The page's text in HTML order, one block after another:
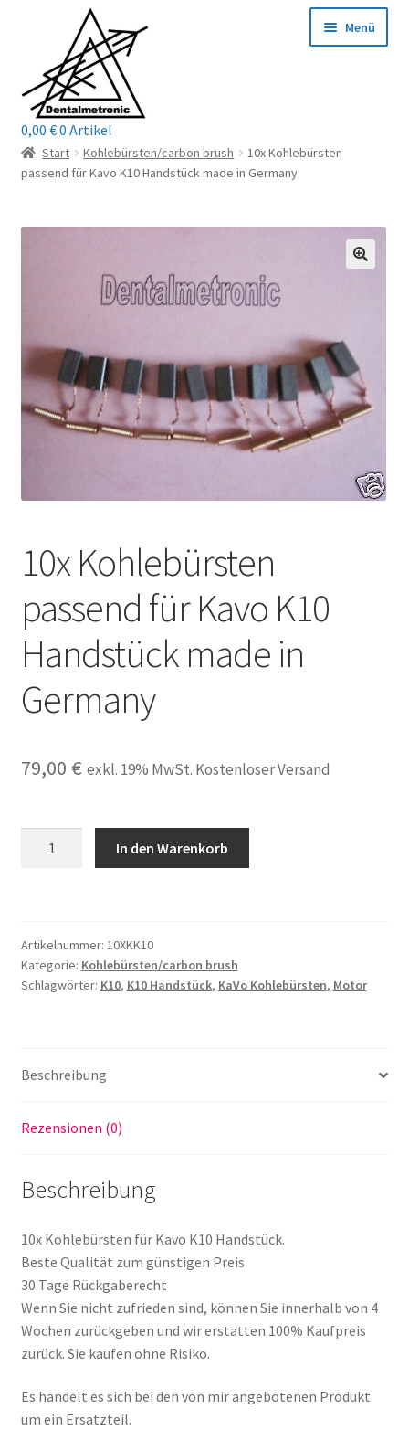
Navigation
springen
springen
Menü
Home
Wichtige Infos
öffnen
Unsere Firma
0,00 €0 Artikel
Start Kohlebürsten/carbon brush
10x Kohlebürsten
passend für Kavo K10 Handstück made in Germany
10x Kohlebürsten
passend für Kavo K10
Handstück made in
Germany
79,00 € exkl. 19% MwSt. Kostenloser Versand
K10
Handstück
made
Menge
In den Warenkorb
Artikelnummer: 10XKK10
Kategorie: Kohlebürsten/carbon brush
Schlagwörter: K10, K10 Handstück, KaVo Kohlebürsten, Motor
Beschreibung
Rezensionen (0)
Beschreibung
10x Kohlebürsten für Kavo K10 Handstück.
Beste Qualität zum günstigen Preis
30 Tage Rückgaberecht
Wenn Sie nicht zufrieden sind, können Sie innerhalb von 4
Wochen zurückgeben und wir erstatten 100% Kaufpreis
zurück. Sie kaufen ohne Risiko.
Es handelt es sich bei den von mir angebotenen Produkt
um ein Ersatzteil.